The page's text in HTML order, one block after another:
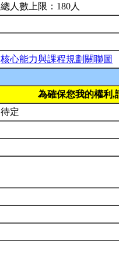
總人數上限：180人
核心能力與課程規劃關聯圖
為確保您我的權利,
待定